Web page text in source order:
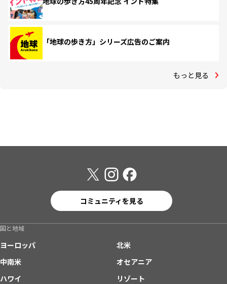
「地球の歩き方」シリーズ広告のご案内
もっと見る
コミュニティを見る
国と地域
ヨーロッパ
北米
中南米
オセアニア
ハワイ
リゾート